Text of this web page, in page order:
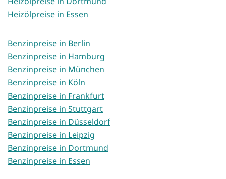
Heizölpreise in Essen
Benzinpreise in Berlin
Benzinpreise in Hamburg
Benzinpreise in München
Benzinpreise in Köln
Benzinpreise in Frankfurt
Benzinpreise in Stuttgart
Benzinpreise in Düsseldorf
Benzinpreise in Leipzig
Benzinpreise in Dortmund
Benzinpreise in Essen